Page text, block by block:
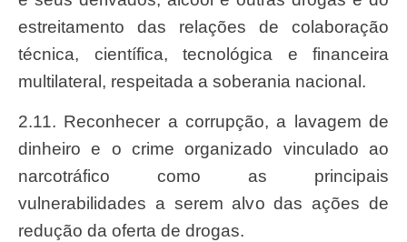
estreitamento das relações de colaboração
técnica, científica, tecnológica e financeira
multilateral, respeitada a soberania nacional.
2.11. Reconhecer a corrupção, a lavagem de
dinheiro e o crime organizado vinculado ao
narcotráfico como as principais
vulnerabilidades a serem alvo das ações de
redução da oferta de drogas.